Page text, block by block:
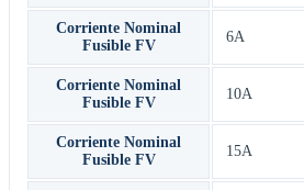
Corriente Nominal
Fusible FV
6A
Corriente Nominal
Fusible FV
10A
Corriente Nominal
Fusible FV
15A